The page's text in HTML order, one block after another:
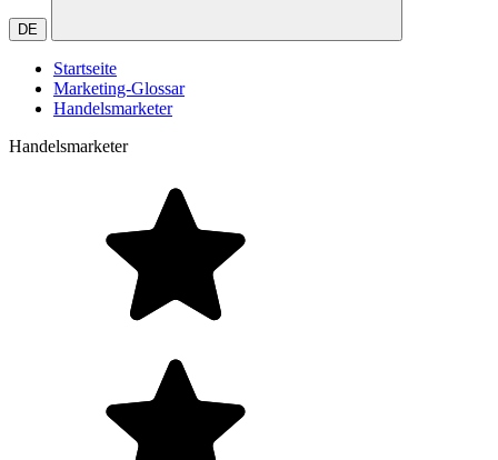
DE
Startseite
Marketing-Glossar
Handelsmarketer
Handelsmarketer